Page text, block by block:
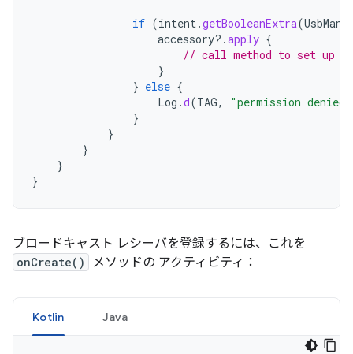
if (intent.getBooleanExtra(
accessory?.apply {
// call method to set up
}
} else {
Log .d(TAG,
"permission
}
}
}
}
}
ブロードキャスト レシーバを登録するには、これを
onCreate() メソッドの アクティビティ：
Kotlin Java